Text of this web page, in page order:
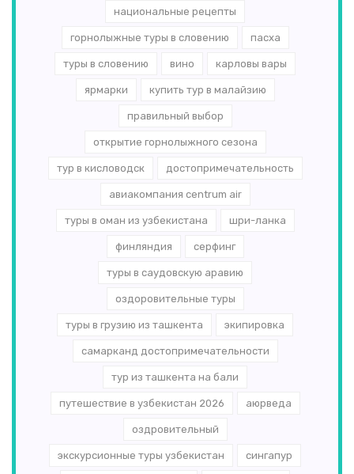
национальные рецепты
горнолыжные туры в словению пасха
туры в словению вино карловы вары
ярмарки купить тур в малайзию
правильный выбор
открытие горнолыжного сезона
тур в кисловодск достопримечательность
авиакомпания centrum air
туры в оман из узбекистана шри-ланка
финляндия серфинг
туры в саудовскую аравию
оздоровительные туры
туры в грузию из ташкента экипировка
самарканд достопримечательности
тур из ташкента на бали
путешествие в узбекистан 2026 аюрведа
оздровительный
экскурсионные туры узбекистан сингапур